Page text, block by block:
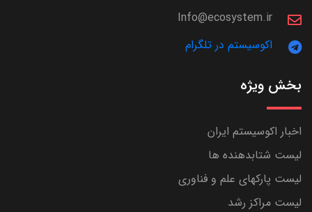
Info@ecosystem.ir
اکوسیستم در تلگرام
بخش ویژه
اخبار اکوسیستم ایران
لیست شتابدهنده ها
لیست پارکهای علم و فناوری
لیست مراکز رشد